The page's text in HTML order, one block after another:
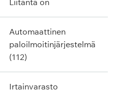
liitäntä on
automaattinen
paloilmoitinjärjestelmä
(112)
irtainvarasto